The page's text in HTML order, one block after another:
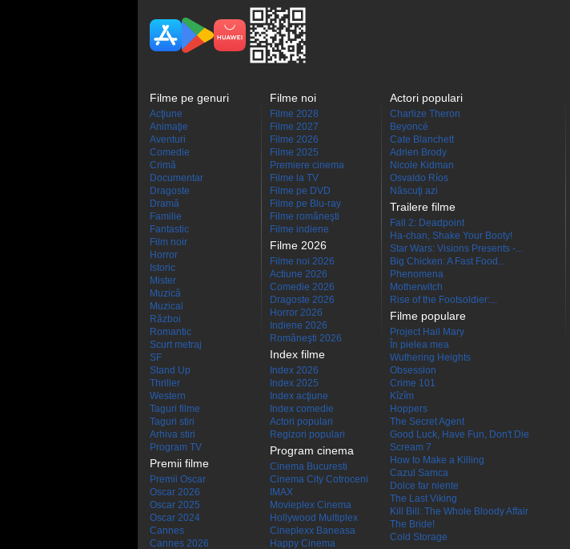
Filme pe genuri
Acţiune
Animaţie
Aventuri
Comedie
Crimă
Documentar
Dragoste
Dramă
Familie
Fantastic
Film noir
Horror
Istoric
Mister
Muzică
Muzical
Război
Romantic
Scurt metraj
SF
Stand Up
Thriller
Western
Taguri filme
Taguri stiri
Arhiva stiri
Program TV
Premii filme
Premii Oscar
Oscar 2026
Oscar 2025
Oscar 2024
Cannes
Cannes 2026
Filme noi
Filme 2028
Filme 2027
Filme 2026
Filme 2025
Premiere cinema
Filme la TV
Filme pe DVD
Filme pe Blu-ray
Filme româneşti
Filme indiene
Filme 2026
Filme noi 2026
Actiune 2026
Comedie 2026
Dragoste 2026
Horror 2026
Indiene 2026
Româneşti 2026
Index filme
Index 2026
Index 2025
Index acţiune
Index comedie
Actori populari
Regizori populari
Program cinema
Cinema Bucuresti
Cinema City Cotroceni
IMAX
Movieplex Cinema
Hollywood Multiplex
Cineplexx Baneasa
Happy Cinema
Actori populari
Charlize Theron
Beyoncé
Cate Blanchett
Adrien Brody
Nicole Kidman
Osvaldo Ríos
Născuţi azi
Trailere filme
Fall 2: Deadpoint
Ha-chan, Shake Your Booty!
Star Wars: Visions Presents -...
Big Chicken: A Fast Food...
Phenomena
Motherwitch
Rise of the Footsoldier:...
Filme populare
Project Hail Mary
În pielea mea
Wuthering Heights
Obsession
Crime 101
Kîzîm
Hoppers
The Secret Agent
Good Luck, Have Fun, Don't Die
Scream 7
How to Make a Killing
Cazul Samca
Dolce far niente
The Last Viking
Kill Bill: The Whole Bloody Affair
The Bride!
Cold Storage